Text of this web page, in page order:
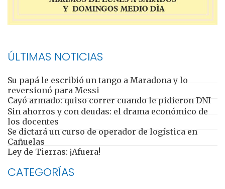
ÚLTIMAS NOTICIAS
Su papá le escribió un tango a Maradona y lo
reversionó para Messi
Cayó armado: quiso correr cuando le pidieron DNI
Sin ahorros y con deudas: el drama económico de
los docentes
Se dictará un curso de operador de logística en
Cañuelas
Ley de Tierras: ¡Afuera!
CATEGORÍAS